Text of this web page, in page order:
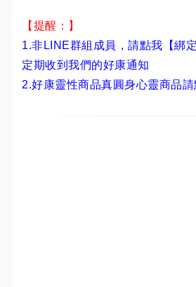
【提醒：】
1.非LINE群組成員， 請點我【綁
定期收到我們的好康通知
2.好康靈性商品真圓身心靈商品